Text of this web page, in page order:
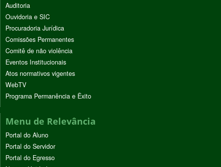
Auditoria
Ouvidoria e SIC
Procuradoria Jurídica
Comissões Permanentes
Comitê de não violência
Eventos Institucionais
Atos normativos vigentes
WebTV
Programa Permanência e Êxito
Menu de Relevância
Portal do Aluno
Portal do Servidor
Portal do Egresso